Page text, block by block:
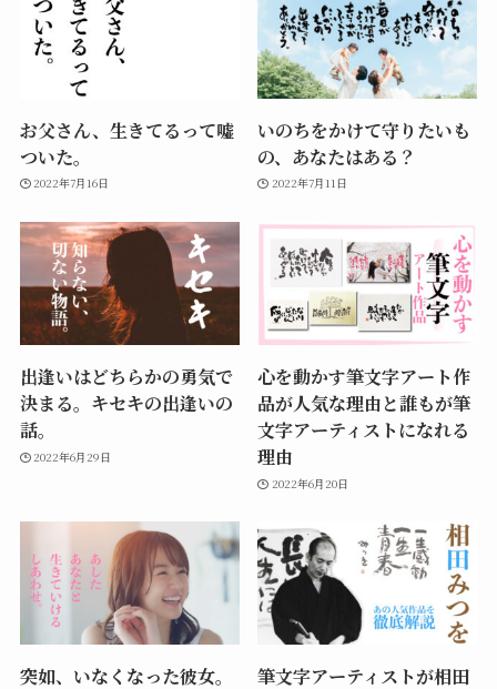
お父さん、生きてるって嘘
ついた。
2022年7月16日
いのちをかけて守りたいも
の、あなたはある？
2022年7月11日
出逢いはどちらかの勇気で
決まる。キセキの出逢いの
話。
2022年6月29日
心を動かす筆文字アート作
品が人気な理由と誰もが筆
文字アーティストになれる
理由
2022年6月20日
突如、いなくなった彼女。 筆文字アーティストが相田